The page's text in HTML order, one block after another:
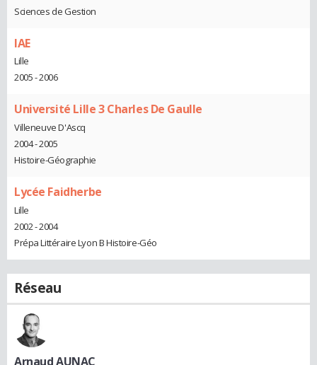
Sciences de Gestion
IAE
Lille
2005 - 2006
Université Lille 3 Charles De Gaulle
Villeneuve D'Ascq
2004 - 2005
Histoire-Géographie
Lycée Faidherbe
Lille
2002 - 2004
Prépa Littéraire Lyon B Histoire-Géo
Réseau
Arnaud AUNAC